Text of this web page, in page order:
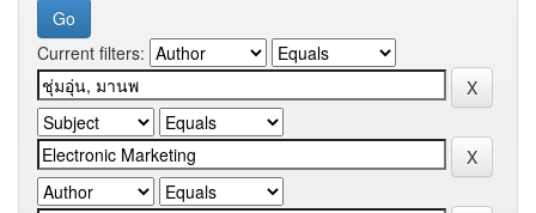
Current filters: